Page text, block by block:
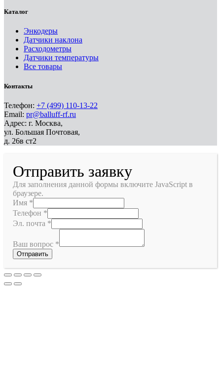
Каталог
Энкодеры
Датчики наклона
Расходометры
Датчики температуры
Все товары
Контакты
Телефон: +7 (499) 110-13-22
Email: pr@balluff-rf.ru
Адрес: г. Москва,
ул. Большая Почтовая,
д. 26в ст2
Отправить заявку
Для заполнения данной формы включите JavaScript в
браузере.
Имя *
Телефон *
Эл. почта *
Ваш вопрос *
Отправить